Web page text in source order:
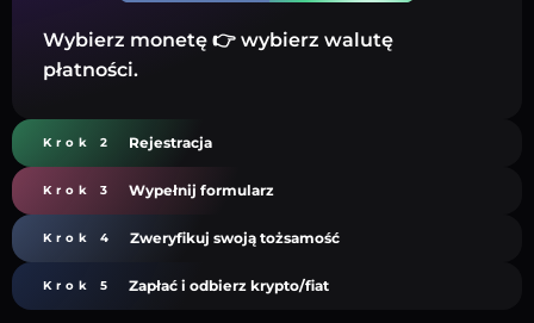
Wybierz monetę 👉 wybierz walutę
płatności.
Krok 2 Rejestracja
Krok 3 Wypełnij formularz
Krok 4 Zweryfikuj swoją tożsamość
Krok 5 Zapłać i odbierz krypto/fiat